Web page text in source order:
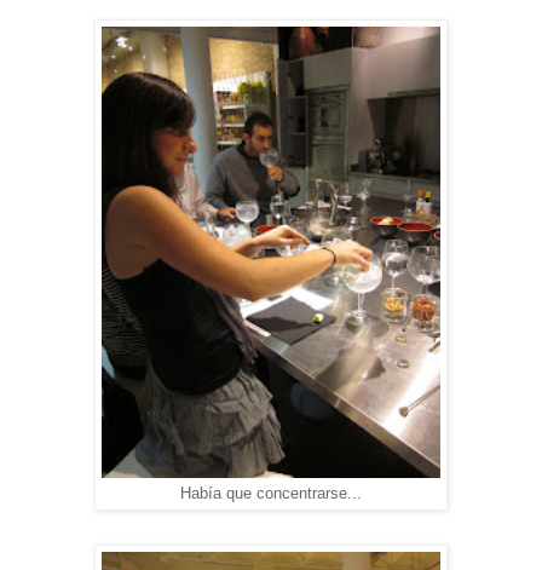
Había que concentrarse...